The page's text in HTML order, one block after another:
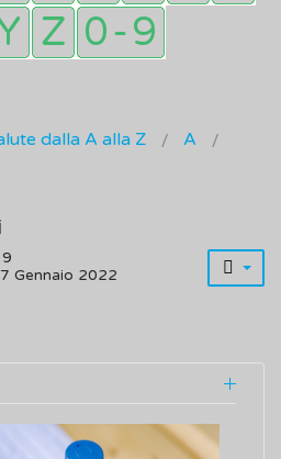
dalla A alla Z
A
Gennaio 2022